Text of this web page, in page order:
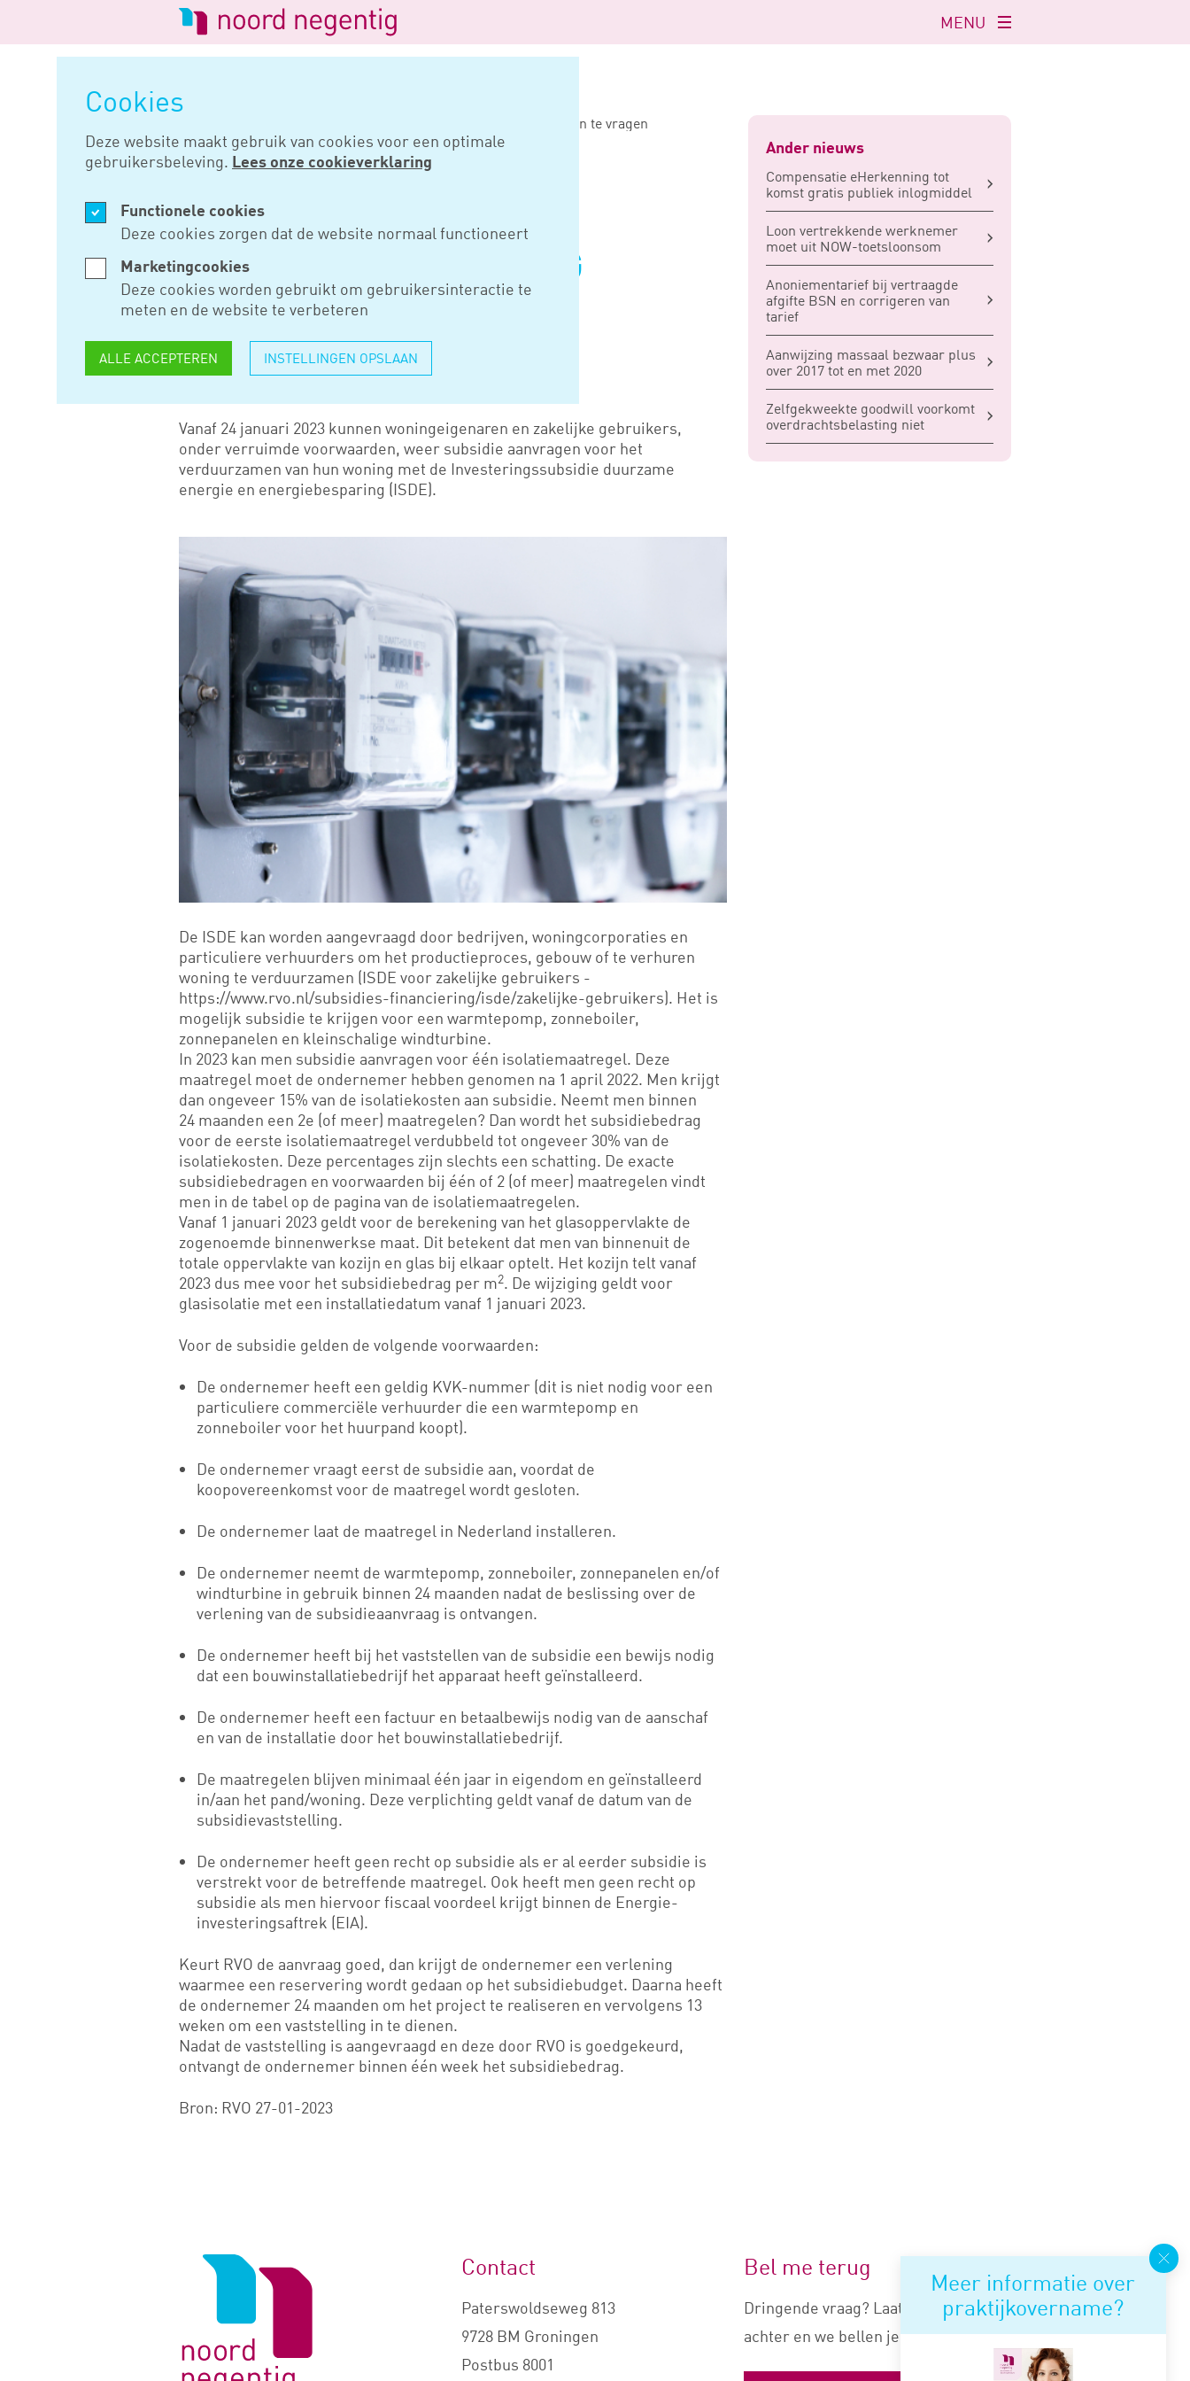
Cookies
Deze website maakt gebruik van cookies voor een optimale
gebruikersbeleving. Lees onze cookieverklaring
Functionele cookies
Deze cookies zorgen dat de website normaal functioneert
Marketingcookies
Deze cookies worden gebruikt om gebruikersinteractie te
meten en de website te verbeteren
ALLE ACCEPTEREN INSTELLINGEN OPSLAAN
Logo
van
Noord
Negentig
Navigatie
openen
MENU
Subsidie voor energiebesparing woningen aan te vragen
FEB 02, 2023
SUBSIDIE VOOR
ENERGIEBESPARING
WONINGEN AAN TE
VRAGEN
Vanaf 24 januari 2023 kunnen woningeigenaren en zakelijke gebruikers,
onder verruimde voorwaarden, weer subsidie aanvragen voor het
verduurzamen van hun woning met de Investeringssubsidie duurzame
energie en energiebesparing (ISDE).
De ISDE kan worden aangevraagd door bedrijven, woningcorporaties en
particuliere verhuurders om het productieproces, gebouw of te verhuren
woning te verduurzamen (ISDE voor zakelijke gebruikers -
https://www.rvo.nl/subsidies-financiering/isde/zakelijke-gebruikers). Het is
mogelijk subsidie te krijgen voor een warmtepomp, zonneboiler,
zonnepanelen en kleinschalige windturbine.
In 2023 kan men subsidie aanvragen voor één isolatiemaatregel. Deze
maatregel moet de ondernemer hebben genomen na 1 april 2022. Men krijgt
dan ongeveer 15% van de isolatiekosten aan subsidie. Neemt men binnen
24 maanden een 2e (of meer) maatregelen? Dan wordt het subsidiebedrag
voor de eerste isolatiemaatregel verdubbeld tot ongeveer 30% van de
isolatiekosten. Deze percentages zijn slechts een schatting. De exacte
subsidiebedragen en voorwaarden bij één of 2 (of meer) maatregelen vindt
men in de tabel op de pagina van de isolatiemaatregelen.
Vanaf 1 januari 2023 geldt voor de berekening van het glasoppervlakte de
zogenoemde binnenwerkse maat. Dit betekent dat men van binnenuit de
totale oppervlakte van kozijn en glas bij elkaar optelt. Het kozijn telt vanaf
2023 dus mee voor het subsidiebedrag per m2. De wijziging geldt voor
glasisolatie met een installatiedatum vanaf 1 januari 2023.
Voor de subsidie gelden de volgende voorwaarden:
De ondernemer heeft een geldig KVK-nummer (dit is niet nodig voor een
particuliere commerciële verhuurder die een warmtepomp en
zonneboiler voor het huurpand koopt).
De ondernemer vraagt eerst de subsidie aan, voordat de
koopovereenkomst voor de maatregel wordt gesloten.
De ondernemer laat de maatregel in Nederland installeren.
De ondernemer neemt de warmtepomp, zonneboiler, zonnepanelen en/of
windturbine in gebruik binnen 24 maanden nadat de beslissing over de
verlening van de subsidieaanvraag is ontvangen.
De ondernemer heeft bij het vaststellen van de subsidie een bewijs nodig
dat een bouwinstallatiebedrijf het apparaat heeft geïnstalleerd.
De ondernemer heeft een factuur en betaalbewijs nodig van de aanschaf
en van de installatie door het bouwinstallatiebedrijf.
De maatregelen blijven minimaal één jaar in eigendom en geïnstalleerd
in/aan het pand/woning. Deze verplichting geldt vanaf de datum van de
subsidievaststelling.
De ondernemer heeft geen recht op subsidie als er al eerder subsidie is
verstrekt voor de betreffende maatregel. Ook heeft men geen recht op
subsidie als men hiervoor fiscaal voordeel krijgt binnen de Energie-
investeringsaftrek (EIA).
Keurt RVO de aanvraag goed, dan krijgt de ondernemer een verlening
waarmee een reservering wordt gedaan op het subsidiebudget. Daarna heeft
de ondernemer 24 maanden om het project te realiseren en vervolgens 13
weken om een vaststelling in te dienen.
Nadat de vaststelling is aangevraagd en deze door RVO is goedgekeurd,
ontvangt de ondernemer binnen één week het subsidiebedrag.
Bron: RVO 27-01-2023
Ander nieuws
Compensatie eHerkenning tot
komst gratis publiek inlogmiddel
Loon vertrekkende werknemer
moet uit NOW-toetsloonsom
Anoniementarief bij vertraagde
afgifte BSN en corrigeren van
tarief
Aanwijzing massaal bezwaar plus
over 2017 tot en met 2020
Zelfgekweekte goodwill voorkomt
overdrachtsbelasting niet
Meer informatie over
praktijkovername?
Logo
Contact
Paterswoldseweg 813
9728 BM Groningen
Postbus 8001
Bel me terug
Dringende vraag? Laat je nummer
achter en we bellen je snel terug.